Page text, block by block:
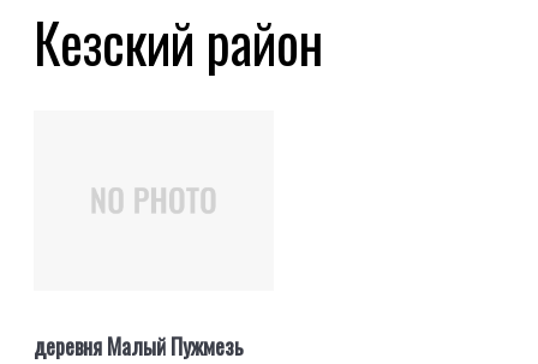
Кезский район
деревня Малый Пужмезь